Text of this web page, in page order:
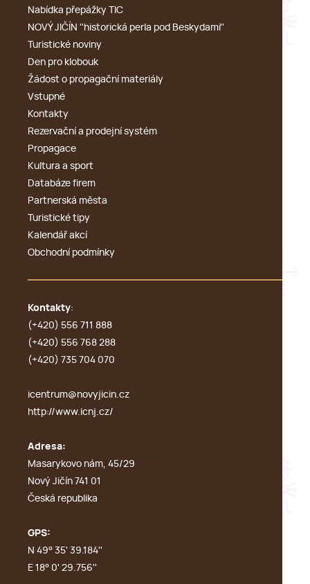
Nabídka přepážky TIC
NOVÝ JIČÍN ''historická perla pod Beskydami''
Turistické noviny
Den pro klobouk
Žádost o propagační materiály
Vstupné
Kontakty
Rezervační a prodejní systém
Propagace
Kultura a sport
Databáze firem
Partnerská města
Turistické tipy
Kalendář akcí
Obchodní podmínky
Kontakty:
(+420) 556 711 888
(+420) 556 768 288
(+420) 735 704 070
icentrum@novyjicin.cz
http://www.icnj.cz/
Adresa:
Masarykovo nám, 45/29
Nový Jičín 741 01
Česká republika
GPS:
N 49° 35' 39.184''
E 18° 0' 29.756''